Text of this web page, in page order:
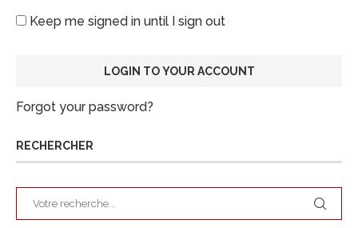
Keep me signed in until I sign out
Forgot your password?
RECHERCHER